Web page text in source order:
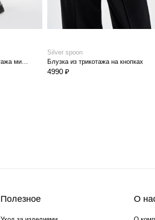
Широкие брюки на резинке из трикотажа милано
Silver spoon
Блузка из трикотажа на кнопках
4990 ₽
Полезное О